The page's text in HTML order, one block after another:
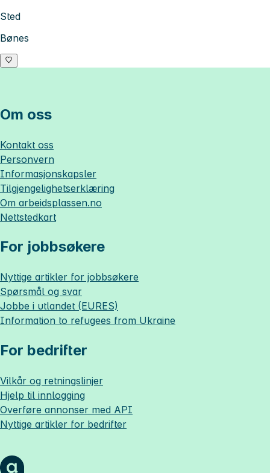
Sted
Bønes
Om oss
Kontakt oss
Personvern
Informasjonskapsler
Tilgjengelighetserklæring
Om arbeidsplassen.no
Nettstedkart
For jobbsøkere
Nyttige artikler for jobbsøkere
Spørsmål og svar
Jobbe i utlandet (EURES)
Information to refugees from Ukraine
For bedrifter
Vilkår og retningslinjer
Hjelp til innlogging
Overføre annonser med API
Nyttige artikler for bedrifter